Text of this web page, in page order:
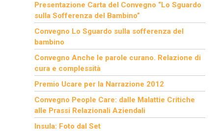
Presentazione Carta del Convegno “Lo Sguardo
sulla Sofferenza del Bambino”
Convegno Lo Sguardo sulla sofferenza del
bambino
Convegno Anche le parole curano. Relazione di
cura e complessità
Premio Ucare per la Narrazione 2012
Convegno People Care: dalle Malattie Critiche
alle Prassi Relazionali Aziendali
Insula: Foto dal Set